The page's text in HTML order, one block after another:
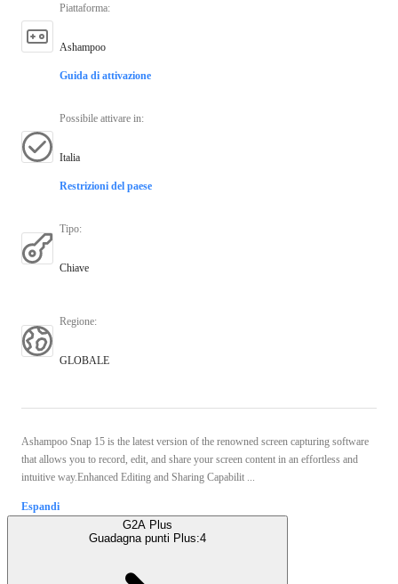
Piattaforma:
Ashampoo
Guida di attivazione
Possibile attivare in:
Italia
Restrizioni del paese
Tipo:
Chiave
Regione:
GLOBALE
Ashampoo Snap 15 is the latest version of the renowned screen capturing software
that allows you to record, edit, and share your screen content in an effortless and
intuitive way.Enhanced Editing and Sharing Capabilit ...
Espandi
G2A Plus
Guadagna punti Plus:4